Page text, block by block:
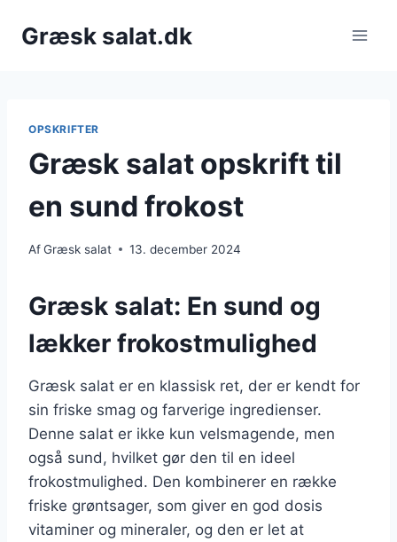
Græsk salat.dk
OPSKRIFTER
Græsk salat opskrift til
en sund frokost
AfGræsk salat 13. december 2024
Græsk salat: En sund og
lækker frokostmulighed
Græsk salat er en klassisk ret, der er kendt for
sin friske smag og farverige ingredienser.
Denne salat er ikke kun velsmagende, men
også sund, hvilket gør den til en ideel
frokostmulighed. Den kombinerer en række
friske grøntsager, som giver en god dosis
vitaminer og mineraler, og den er let at